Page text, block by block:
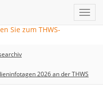
2026 an der THWS